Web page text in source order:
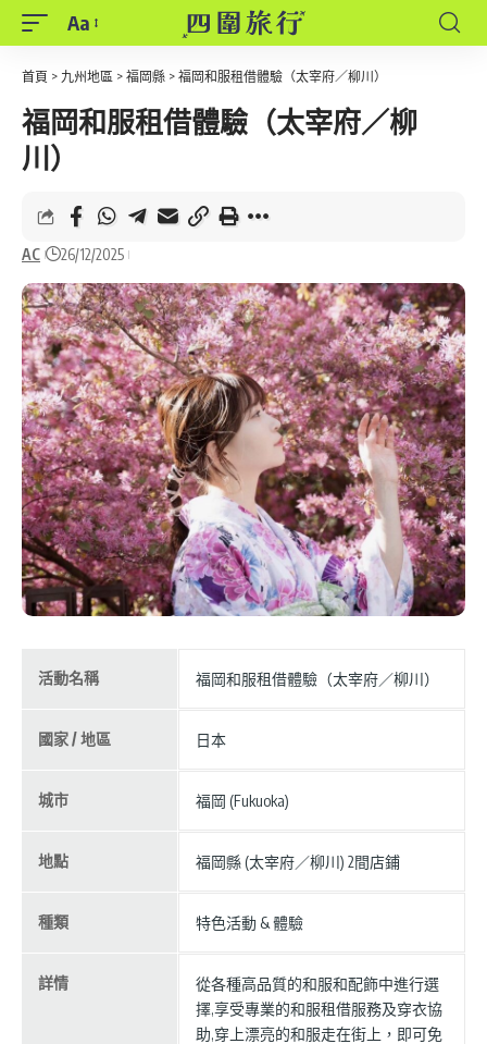
Font
Resizer
Aa
首頁 > 九州地區 > 福岡縣 > 福岡和服租借體驗（太宰府／柳川）
福岡和服租借體驗（太宰府／柳
川）
AC 26/12/2025
活動名稱 福岡和服租借體驗（太宰府／柳川）
國家 / 地區 日本
城市 福岡 (Fukuoka)
地點 福岡縣 (太宰府／柳川) 2間店鋪
種類 特色活動 & 體驗
詳情
從各種高品質的和服和配飾中進行選
擇,享受專業的和服租借服務及穿衣協
助,穿上漂亮的和服走在街上，即可免